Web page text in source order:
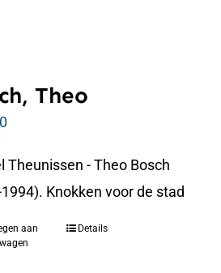
Theo
Theunissen - Theo Bosch
Knokken voor de stad
aan
Details